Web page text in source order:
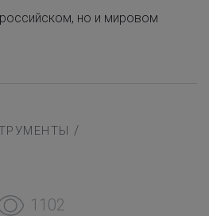
но и мировом
/
1102